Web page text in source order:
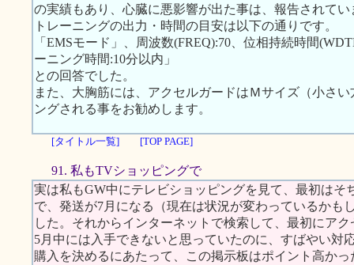
の実績もあり、心臓に悪影響が出た事は、報告されて
トレーニングの出力・時間の目安は以下の通りです。
「EMSモード」、周波数(FREQ):70、位相持続時間
ーニング時間:10分以内」
との回答でした。
また、大胸筋には、アクセルガードはＭサイズ（小さ
ングされる事をお勧めします。
[タイトル一覧] [TOP PAGE]
91. 私もTVショッピングで
実は私もGW中にテレビショッピングを見て、最初はそ
で、発送が7月になる（現在は状況が変わっているかも
した。それからインターネットで検索して、最初にア
5月中には入手できないと思っていたのに、すばやい対
購入を決めるにあたって、この掲示板はポイント高か